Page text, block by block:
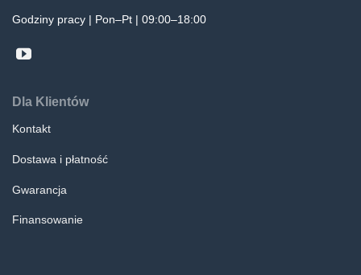
Godziny pracy | Pon–Pt | 09:00–18:00
Dla Klientów
Kontakt
Dostawa i płatność
Gwarancja
Finansowanie